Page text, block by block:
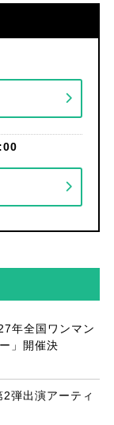
年全国ワンマン
」開催決
弾出演アーティ